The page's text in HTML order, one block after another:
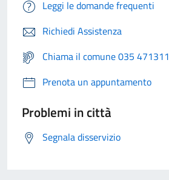
Leggi le domande frequenti
Richiedi Assistenza
Chiama il comune 035 471311
Prenota un appuntamento
Problemi in città
Segnala disservizio